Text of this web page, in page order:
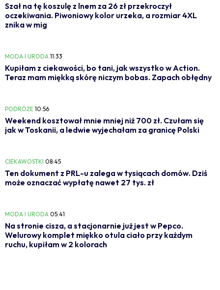
Szał na tę koszulę z lnem za 26 zł przekroczył
oczekiwania. Piwoniowy kolor urzeka, a rozmiar 4XL
znika w mig
MODA I URODA 11:33
Kupiłam z ciekawości, bo tani, jak wszystko w Action.
Teraz mam miękką skórę niczym bobas. Zapach obłędny
PODRÓŻE 10:56
Weekend kosztował mnie mniej niż 700 zł. Czułam się
jak w Toskanii, a ledwie wyjechałam za granicę Polski
CIEKAWOSTKI 08:45
Ten dokument z PRL-u zalega w tysiącach domów. Dziś
może oznaczać wypłatę nawet 27 tys. zł
MODA I URODA 05:41
Na stronie cisza, a stacjonarnie już jest w Pepco.
Welurowy komplet miękko otula ciało przy każdym
ruchu, kupiłam w 2 kolorach